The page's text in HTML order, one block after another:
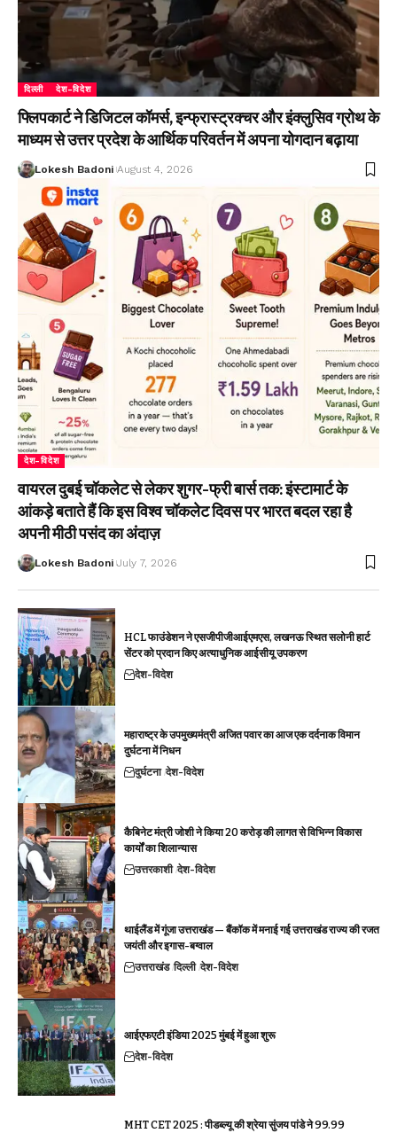
दिल्ली देश-विदेश
फ्लिपकार्ट ने डिजिटल कॉमर्स, इन्फ्रास्ट्रक्चर और इंक्लुसिव ग्रोथ के
माध्यम से उत्तर प्रदेश के आर्थिक परिवर्तन में अपना योगदान बढ़ाया
Lokesh Badoni August 4, 2026
देश-विदेश
वायरल दुबई चॉकलेट से लेकर शुगर-फ्री बार्स तक: इंस्टामार्ट के
आंकड़े बताते हैं कि इस विश्व चॉकलेट दिवस पर भारत बदल रहा है
अपनी मीठी पसंद का अंदाज़
Lokesh Badoni July 7, 2026
HCL फाउंडेशन ने एसजीपीजीआईएमएस, लखनऊ स्थित सलोनी हार्ट
सेंटर को प्रदान किए अत्याधुनिक आईसीयू उपकरण
देश-विदेश
महाराष्ट्र के उपमुख्यमंत्री अजित पवार का आज एक दर्दनाक विमान
दुर्घटना में निधन
दुर्घटना देश-विदेश
कैबिनेट मंत्री जोशी ने किया 20 करोड़ की लागत से विभिन्न विकास
कार्यों का शिलान्यास
उत्तरकाशी देश-विदेश
थाईलैंड में गूंजा उत्तराखंड — बैंकॉक में मनाई गई उत्तराखंड राज्य की रजत
जयंती और इगास-बग्वाल
उत्तराखंड दिल्ली देश-विदेश
आईएफएटी इंडिया 2025 मुंबई में हुआ शुरू
देश-विदेश
MHT CET 2025 : पीडब्ल्यू की श्रेया सुंजय पांडे ने 99.99